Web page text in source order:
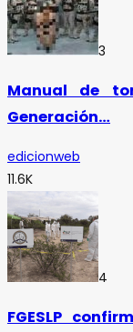
3
Manual de
Generación…
edicionweb
11.6K
4
FGESLP